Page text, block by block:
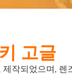
고글
작되었으며, 렌